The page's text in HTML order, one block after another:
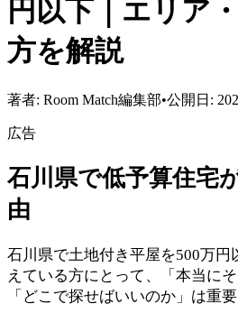
円以下｜エリア
方を解説
著者: Room Match編集部•公開日:
広告
石川県で低予算住宅
由
石川県で土地付き平屋を500万円
えている方にとって、「本当に
「どこで探せばいいのか」は重